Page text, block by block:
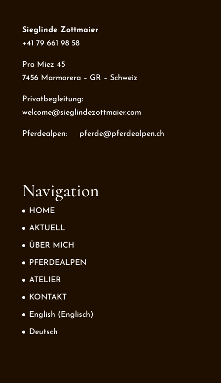
Sieglinde Zottmaier
+41 79 661 98 58
Pra Miez 45
7456 Marmorera – GR – Schweiz
Privatbegleitung:
welcome@sieglindezottmaier.com
Pferdealpen: pferde@pferdealpen.ch
Navigation
HOME
AKTUELL
ÜBER MICH
PFERDEALPEN
ATELIER
KONTAKT
English ( Englisch)
Deutsch